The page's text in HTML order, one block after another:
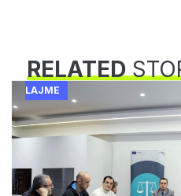
RELATED
LAJME